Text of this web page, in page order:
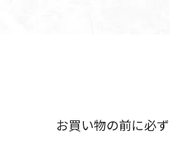
お買い物の前に必